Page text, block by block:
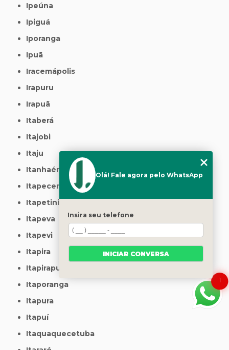
Ipeúna
Ipiguá
Iporanga
Ipuã
Iracemápolis
Irapuru
Irapuã
Itaberá
Itajobi
Itaju
Itanhaém
Itapecerica da Serra
Itapetininga
Itapeva
Itapevi
Itapira
Itapirapuã Paulista
Itaporanga
Itapura
Itapuí
Itaquaquecetuba
1
Olá! Fale agora pelo WhatsApp
Insira seu telefone
INICIAR CONVERSA